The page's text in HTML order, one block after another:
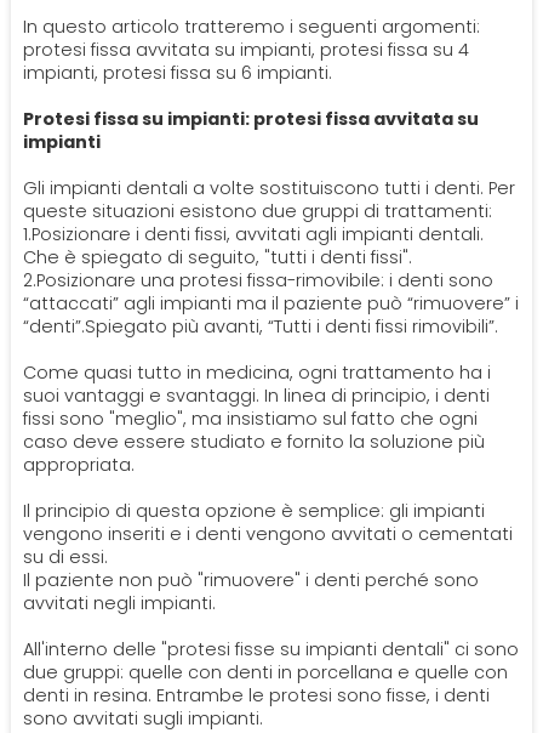
Ortodonzia
Mal Di Denti
Dentiera
Impianti
Ponte Dentale
In questo articolo tratteremo i seguenti argomenti:
protesi fissa avvitata su impianti, protesi fissa su 4
impianti, protesi fissa su 6 impianti.
Protesi fissa su impianti: protesi fissa avvitata su
impianti
Gli impianti dentali a volte sostituiscono tutti i denti. Per
queste situazioni esistono due gruppi di trattamenti:
1.Posizionare i denti fissi, avvitati agli impianti dentali.
Che è spiegato di seguito, "tutti i denti fissi".
2.Posizionare una protesi fissa-rimovibile: i denti sono
“attaccati” agli impianti ma il paziente può “rimuovere” i
“denti”.Spiegato più avanti, “Tutti i denti fissi rimovibili”.
Come quasi tutto in medicina, ogni trattamento ha i
suoi vantaggi e svantaggi. In linea di principio, i denti
fissi sono "meglio", ma insistiamo sul fatto che ogni
caso deve essere studiato e fornito la soluzione più
appropriata.
Il principio di questa opzione è semplice: gli impianti
vengono inseriti e i denti vengono avvitati o cementati
su di essi.
Il paziente non può "rimuovere" i denti perché sono
avvitati negli impianti.
All'interno delle "protesi fisse su impianti dentali" ci sono
due gruppi: quelle con denti in porcellana e quelle con
denti in resina. Entrambe le protesi sono fisse, i denti
sono avvitati sugli impianti.